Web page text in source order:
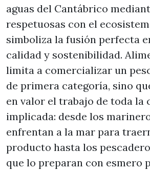
aguas del Cantábrico
respetuosas con el
simboliza la fusión perfecta
calidad y sostenibilidad.
limita a comercializar un
de primera categoría, sino
en valor el trabajo de toda la
implicada: desde los
enfrentan a la mar para
producto hasta los
que lo preparan con esmero